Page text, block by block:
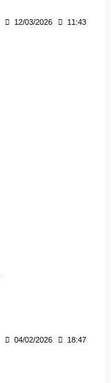
12/03/2026 11:43
04/02/2026 18:47